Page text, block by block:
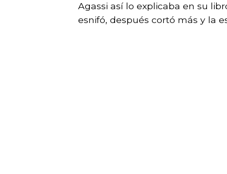
Agassi así lo explicaba en su
esnifó, después cortó más y la